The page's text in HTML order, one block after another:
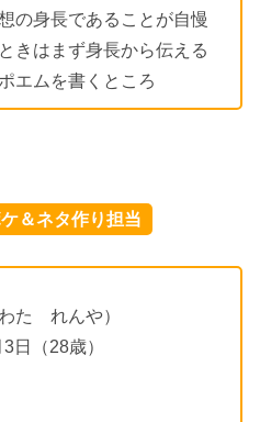
の身長であることが自慢
きはまず身長から伝える
エムを書くところ
＆ネタ作り担当
た れんや）
日（28歳）